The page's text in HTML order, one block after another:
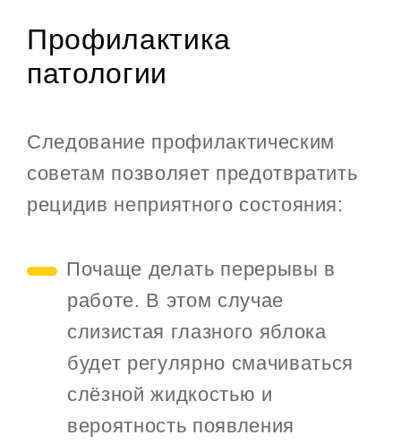
Профилактика
патологии
Следование профилактическим
советам позволяет предотвратить
рецидив неприятного состояния:
Почаще делать перерывы в
работе. В этом случае
слизистая глазного яблока
будет регулярно смачиваться
слёзной жидкостью и
вероятность появления